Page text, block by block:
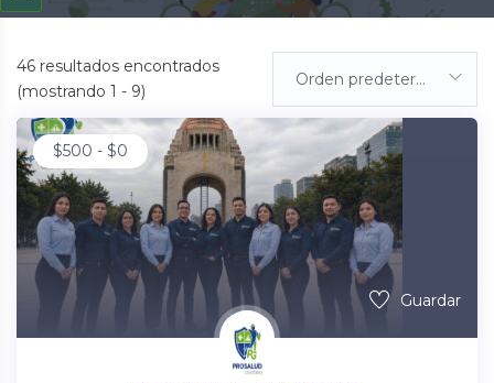
46 resultados encontrados
(mostrando 1 - 9)
Orden predeterminada
$500 - $0
Guardar